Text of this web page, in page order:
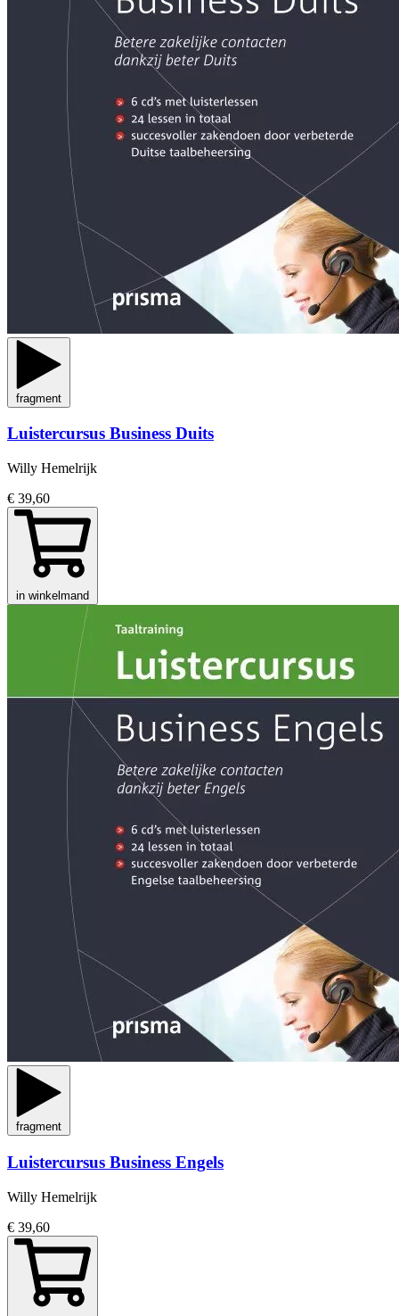
fragment
Luistercursus Business Duits
Willy Hemelrijk
€ 39,60
in winkelmand
fragment
Luistercursus Business Engels
Willy Hemelrijk
€ 39,60